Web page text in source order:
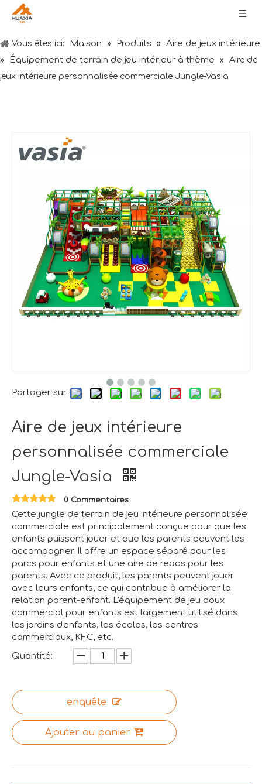
Vous êtes ici: Maison » Produits » Aire de jeux intérieure
» Équipement de terrain de jeu intérieur à thème »
Aire de
jeux intérieure personnalisée commerciale Jungle-Vasia
Partager sur:
Aire de jeux intérieure
personnalisée commerciale
Jungle-Vasia
0 Commentaires
Cette jungle de terrain de jeu intérieure personnalisée
commerciale est principalement conçue pour que les
enfants puissent jouer et que les parents peuvent les
accompagner. Il offre un espace séparé pour les
parcs pour enfants et une aire de repos pour les
parents. Avec ce produit, les parents peuvent jouer
avec leurs enfants, ce qui contribue à améliorer la
relation parent-enfant. L'équipement de jeu doux
commercial pour enfants est largement utilisé dans
les jardins d'enfants, les écoles, les centres
commerciaux, KFC, etc.
Quantité:
enquête
Ajouter au panier